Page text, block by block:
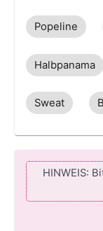
Popeline
Halbpanama
Sweat
HINWEIS: